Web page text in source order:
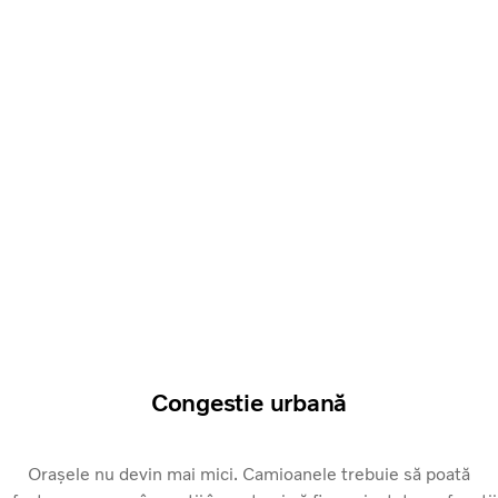
Congestie urbană
Orașele nu devin mai mici. Camioanele trebuie să poată